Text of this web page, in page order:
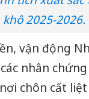
2025-2026.
vận động
nhân
chôn cất liệt